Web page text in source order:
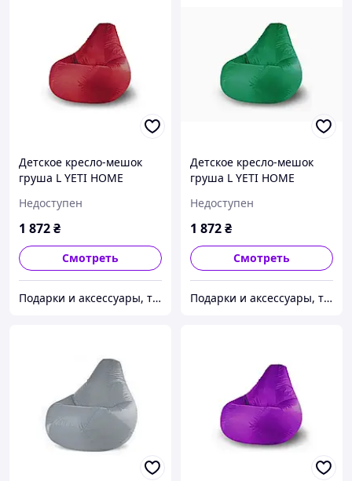
Детское кресло-мешок
груша L YETI HOME
хлопок
Недоступен
1 872₴
Смотреть
Подарки и аксессуары, товары для Вашего имиджа и комфорта.
Детское кресло-мешок
груша L YETI HOME
Недоступен
1 872₴
Смотреть
Подарки и аксессуары, товары для Вашего имиджа и комфорта.